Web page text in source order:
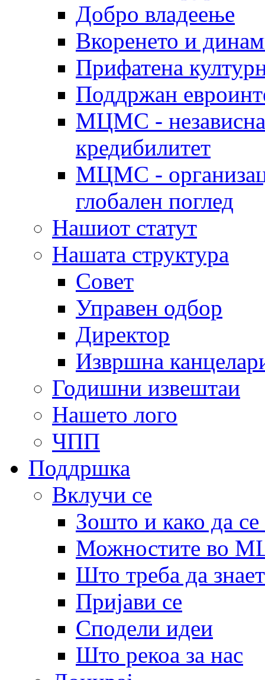
Добро владеење
Вкоренето и
Прифатена
Поддржан
МЦМС - независна
кредибилитет
МЦМС -
глобален поглед
Нашиот статут
Нашата структура
Совет
Управен одбор
Директор
Извршна
Годишни извештаи
Нашето лого
ЧПП
Поддршка
Вклучи се
Зошто и како да
Можностите во
Што треба да
Пријави се
Сподели идеи
Што рекоа за нас